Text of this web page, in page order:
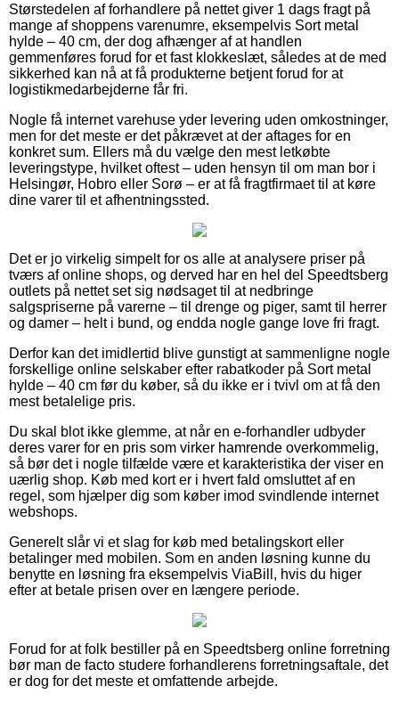
Størstedelen af forhandlere på nettet giver 1 dags fragt på
mange af shoppens varenumre, eksempelvis Sort metal
hylde – 40 cm, der dog afhænger af at handlen
gemmenføres forud for et fast klokkeslæt, således at de med
sikkerhed kan nå at få produkterne betjent forud for at
logistikmedarbejderne får fri.
Nogle få internet varehuse yder levering uden omkostninger,
men for det meste er det påkrævet at der aftages for en
konkret sum. Ellers må du vælge den mest letkøbte
leveringstype, hvilket oftest – uden hensyn til om man bor i
Helsingør, Hobro eller Sorø – er at få fragtfirmaet til at køre
dine varer til et afhentningssted.
Det er jo virkelig simpelt for os alle at analysere priser på
tværs af online shops, og derved har en hel del Speedtsberg
outlets på nettet set sig nødsaget til at nedbringe
salgspriserne på varerne – til drenge og piger, samt til herrer
og damer – helt i bund, og endda nogle gange love fri fragt.
Derfor kan det imidlertid blive gunstigt at sammenligne nogle
forskellige online selskaber efter rabatkoder på Sort metal
hylde – 40 cm før du køber, så du ikke er i tvivl om at få den
mest betalelige pris.
Du skal blot ikke glemme, at når en e-forhandler udbyder
deres varer for en pris som virker hamrende overkommelig,
så bør det i nogle tilfælde være et karakteristika der viser en
uærlig shop. Køb med kort er i hvert fald omsluttet af en
regel, som hjælper dig som køber imod svindlende internet
webshops.
Generelt slår vi et slag for køb med betalingskort eller
betalinger med mobilen. Som en anden løsning kunne du
benytte en løsning fra eksempelvis ViaBill, hvis du higer
efter at betale prisen over en længere periode.
Forud for at folk bestiller på en Speedtsberg online forretning
bør man de facto studere forhandlerens forretningsaftale, det
er dog for det meste et omfattende arbejde.